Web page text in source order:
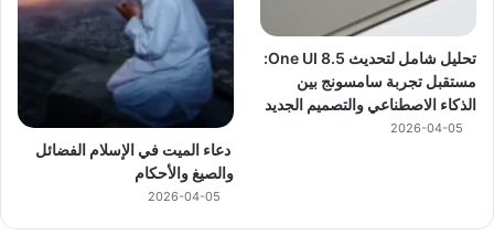
تحليل شامل لتحديث One UI 8.5:
مستقبل تجربة سامسونج بين
الذكاء الاصطناعي والتصميم الجديد
2026-04-05
دعاء الميت في الإسلام الفضائل
والصيغ والأحكام
2026-04-05